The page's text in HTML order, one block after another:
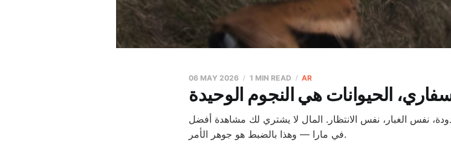
الحيوانات هي النجوم الوحيدة
06 MAY 2026 1 MIN READ AR
نفس الغبار، نفس الانتظار. المال لا يشتري لك مشاهدة أفضل
في مارا — وهذا بالضبط هو جوهر الأمر.